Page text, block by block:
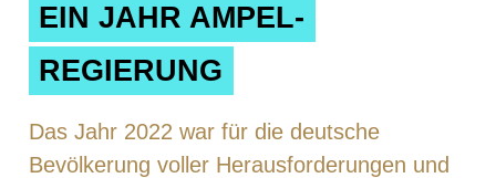
EIN JAHR AMPEL-
REGIERUNG
Das Jahr 2022 war für die deutsche
Bevölkerung voller Herausforderungen und